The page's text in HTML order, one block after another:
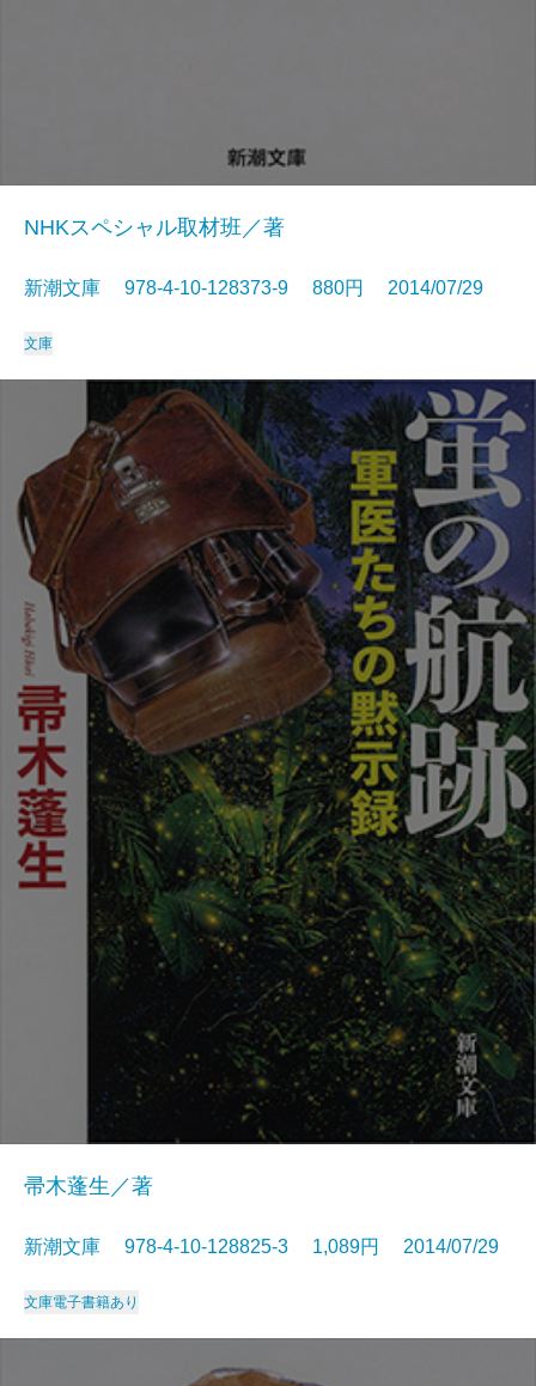
NHKスペシャル取材班／著
新潮文庫 978-4-10-128373-9 880円 2014/07/29
文庫
帚木蓬生／著
新潮文庫 978-4-10-128825-3 1,089円 2014/07/29
文庫電子書籍あり